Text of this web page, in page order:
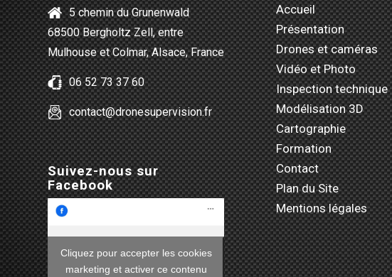
5 chemin du Grunenwald
68500 Bergholtz Zell, entre
Mulhouse et Colmar, Alsace, France
06 52 73 37 60
contact@dronesupervision.fr
Suivez-nous sur
Facebook
Cliquez pour accepter les cookies
marketing et activer ce contenu
Accueil
Présentation
Drones et caméras
Vidéo et Photo
Inspection technique
Modélisation 3D
Cartographie
Formation
Contact
Plan du Site
Mentions légales